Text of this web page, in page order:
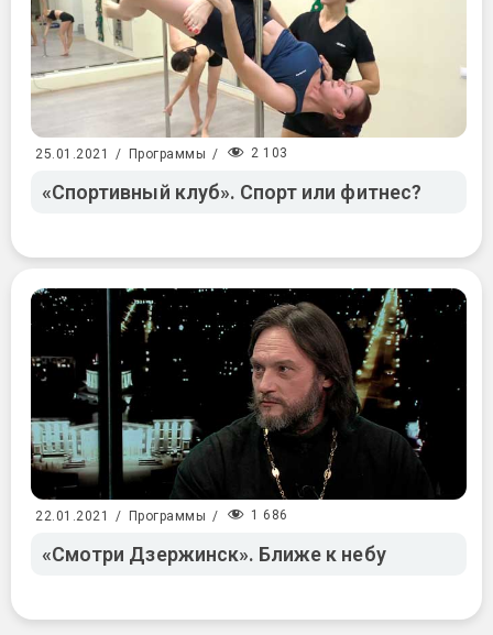
25.01.2021 / Программы / 2 103
«Спортивный клуб». Спорт или фитнес?
22.01.2021 / Программы / 1 686
«Смотри Дзержинск». Ближе к небу